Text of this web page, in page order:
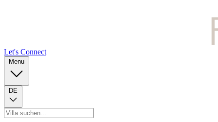
Let's Connect